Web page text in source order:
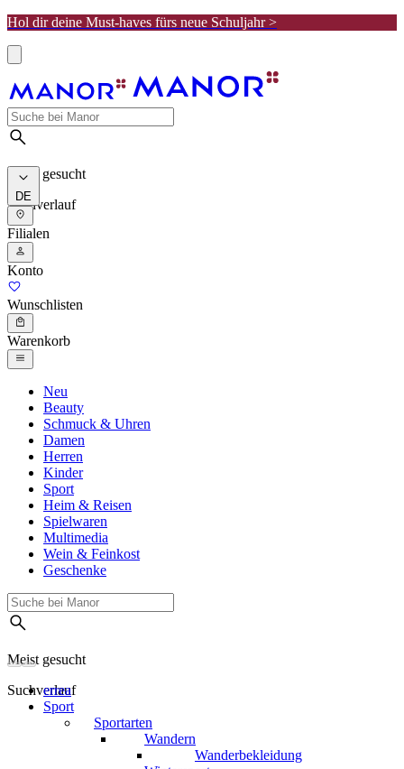
Hol dir deine Must-haves fürs neue Schuljahr >
Meist gesucht
Suchverlauf
DE
Filialen
Konto
Wunschlisten
Warenkorb
Neu
Beauty
Schmuck & Uhren
Damen
Herren
Kinder
Sport
Heim & Reisen
Spielwaren
Multimedia
Wein & Feinkost
Geschenke
Meist gesucht
Suchverlauf
errea
Sport
Sportarten
Wandern
Wanderbekleidung